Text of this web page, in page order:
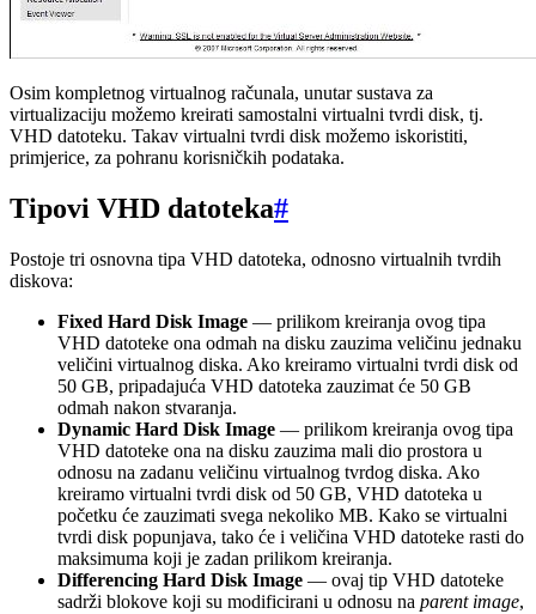
Osim kompletnog virtualnog računala, unutar sustava za
virtualizaciju možemo kreirati samostalni virtualni tvrdi disk, tj.
VHD datoteku. Takav virtualni tvrdi disk možemo iskoristiti,
primjerice, za pohranu korisničkih podataka.
Tipovi VHD datoteka#
Postoje tri osnovna tipa VHD datoteka, odnosno virtualnih tvrdih
diskova:
Fixed Hard Disk Image — prilikom kreiranja ovog tipa
VHD datoteke ona odmah na disku zauzima veličinu jednaku
veličini virtualnog diska. Ako kreiramo virtualni tvrdi disk od
50 GB, pripadajuća VHD datoteka zauzimat će 50 GB
odmah nakon stvaranja.
Dynamic Hard Disk Image — prilikom kreiranja ovog tipa
VHD datoteke ona na disku zauzima mali dio prostora u
odnosu na zadanu veličinu virtualnog tvrdog diska. Ako
kreiramo virtualni tvrdi disk od 50 GB, VHD datoteka u
početku će zauzimati svega nekoliko MB. Kako se virtualni
tvrdi disk popunjava, tako će i veličina VHD datoteke rasti do
maksimuma koji je zadan prilikom kreiranja.
Differencing Hard Disk Image — ovaj tip VHD datoteke
sadrži blokove koji su modificirani u odnosu na parent image,